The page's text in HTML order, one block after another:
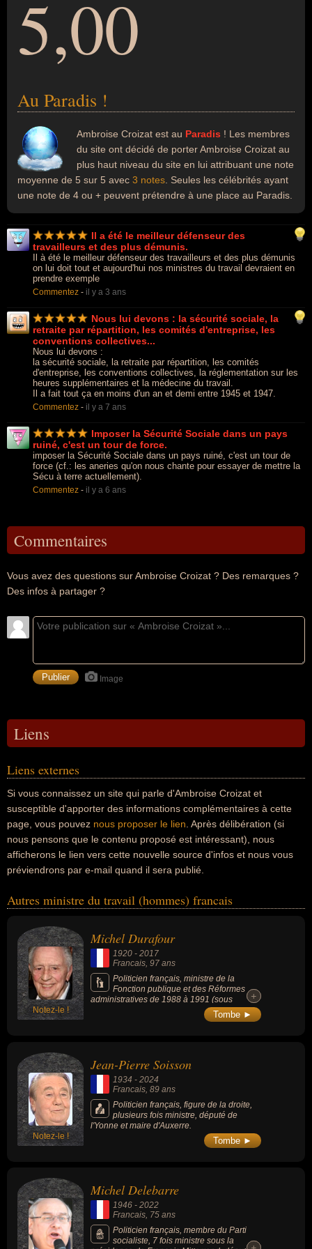
5,00
Au Paradis !
Ambroise Croizat est au Paradis ! Les membres
du site ont décidé de porter Ambroise Croizat au
plus haut niveau du site en lui attribuant une note
moyenne de 5 sur 5 avec 3 notes . Seules les célébrités ayant
une note de 4 ou + peuvent prétendre à une place au Paradis.
Il a été le meilleur défenseur des
travailleurs et des plus démunis.
Il à été le meilleur défenseur des travailleurs et des plus démunis
on lui doit tout et aujourd'hui nos ministres du travail devraient en
prendre exemple
Commentez - il y a 3 ans
Nous lui devons : la sécurité sociale, la
retraite par répartition, les comités d'entreprise, les
conventions collectives...
Nous lui devons :
la sécurité sociale, la retraite par répartition, les comités
d'entreprise, les conventions collectives, la réglementation sur les
heures supplémentaires et la médecine du travail.
Il a fait tout ça en moins d'un an et demi entre 1945 et 1947.
Commentez - il y a 7 ans
Imposer la Sécurité Sociale dans un pays
ruiné, c'est un tour de force.
imposer la Sécurité Sociale dans un pays ruiné, c'est un tour de
force (cf.: les aneries qu'on nous chante pour essayer de mettre la
Sécu à terre actuellement).
Commentez - il y a 6 ans
Commentaires
Vous avez des questions sur Ambroise Croizat ? Des remarques ?
Des infos à partager ?
Image
Liens
Liens externes
Si vous connaissez un site qui parle d'Ambroise Croizat et
susceptible d'apporter des informations complémentaires à cette
page, vous pouvez nous proposer le lien . Après délibération (si
nous pensons que le contenu proposé est intéressant), nous
afficherons le lien vers cette nouvelle source d'infos et nous vous
préviendrons par e-mail quand il sera publié.
Autres ministre du travail (hommes) francais
Notez-le !
Michel Durafour
1920 - 2017
Francais, 97 ans
Politicien français, ministre de la
Fonction publique et des Réformes
administratives de 1988 à 1991 (sous
François Mitterrand) après avoir été Ministre
du Travail de 1974 à 1976 (sous Valéry
avaient accepté la main tendue de François
Mitterrand en 1988. Le geste politique avait
frappé à l'époque et la formule est restée
depuis.
+
+
Tombe ►
Notez-le !
Jean-Pierre Soisson
1934 - 2024
Francais , 89 ans
Politicien français, figure de la droite,
plusieurs fois ministre, député de
l'Yonne et maire d'Auxerre.
Tombe ►
Michel Delebarre
1946 - 2022
Francais, 75 ans
Politicien français, membre du Parti
socialiste, 7 fois ministre sous la